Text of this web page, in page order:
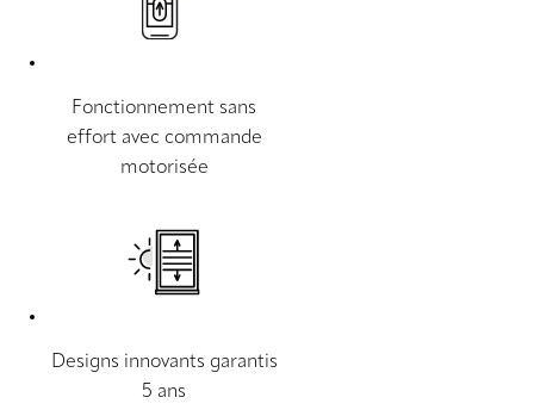
Fonctionnement sans
effort avec commande
motorisée
Designs innovants garantis
5 ans